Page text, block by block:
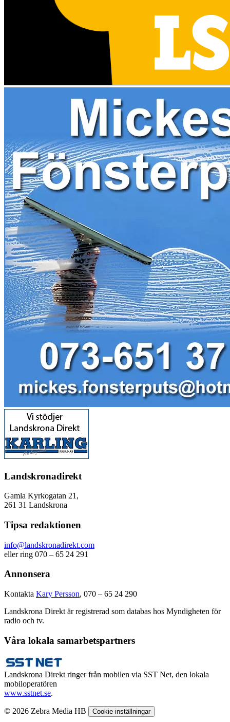
Landskronadirekt
Gamla Kyrkogatan 21,
261 31 Landskrona
Tipsa redaktionen
info@landskronadirekt.com
eller ring 070 – 65 24 291
Annonsera
Kontakta Kary Persson, 070 – 65 24 290
Landskrona Direkt är registrerad som databas hos Myndigheten för
radio och tv.
Våra lokala samarbetspartners
Landskrona Direkt ringer från mobilen via SST Net, den lokala
mobiloperatören
www.sstnet.se.
© 2026 Zebra Media HB Cookie inställningar